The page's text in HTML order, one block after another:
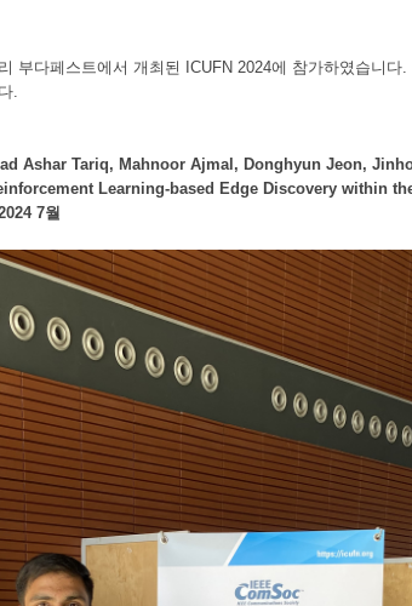
부다페스트에서 개최된 ICUFN 2024에 참가하였습니다
.
Ashar Tariq, Mahnoor Ajmal, Donghyun Jeon,
Learning-based Edge Discovery within
7월